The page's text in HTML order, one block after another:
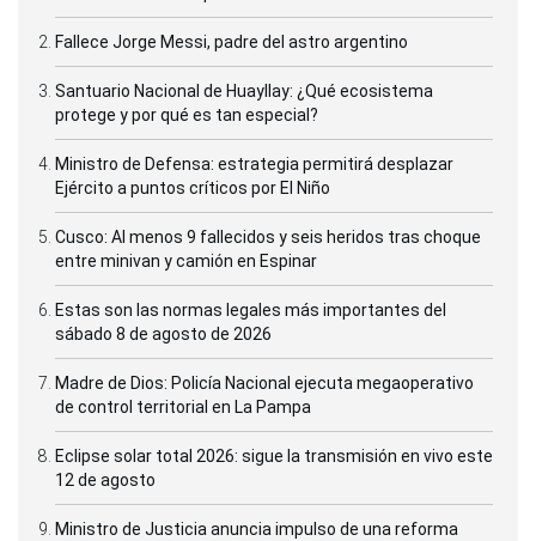
Fallece Jorge Messi, padre del astro argentino
Santuario Nacional de Huayllay: ¿Qué ecosistema
protege y por qué es tan especial?
Ministro de Defensa: estrategia permitirá desplazar
Ejército a puntos críticos por El Niño
Cusco: Al menos 9 fallecidos y seis heridos tras choque
entre minivan y camión en Espinar
Estas son las normas legales más importantes del
sábado 8 de agosto de 2026
Madre de Dios: Policía Nacional ejecuta megaoperativo
de control territorial en La Pampa
Eclipse solar total 2026: sigue la transmisión en vivo este
12 de agosto
Ministro de Justicia anuncia impulso de una reforma